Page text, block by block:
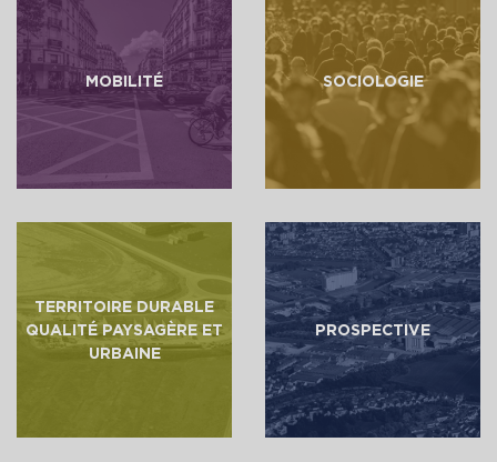
MOBILITÉ SOCIOLOGIE
TERRITOIRE DURABLE
QUALITÉ PAYSAGÈRE ET
URBAINE
PROSPECTIVE